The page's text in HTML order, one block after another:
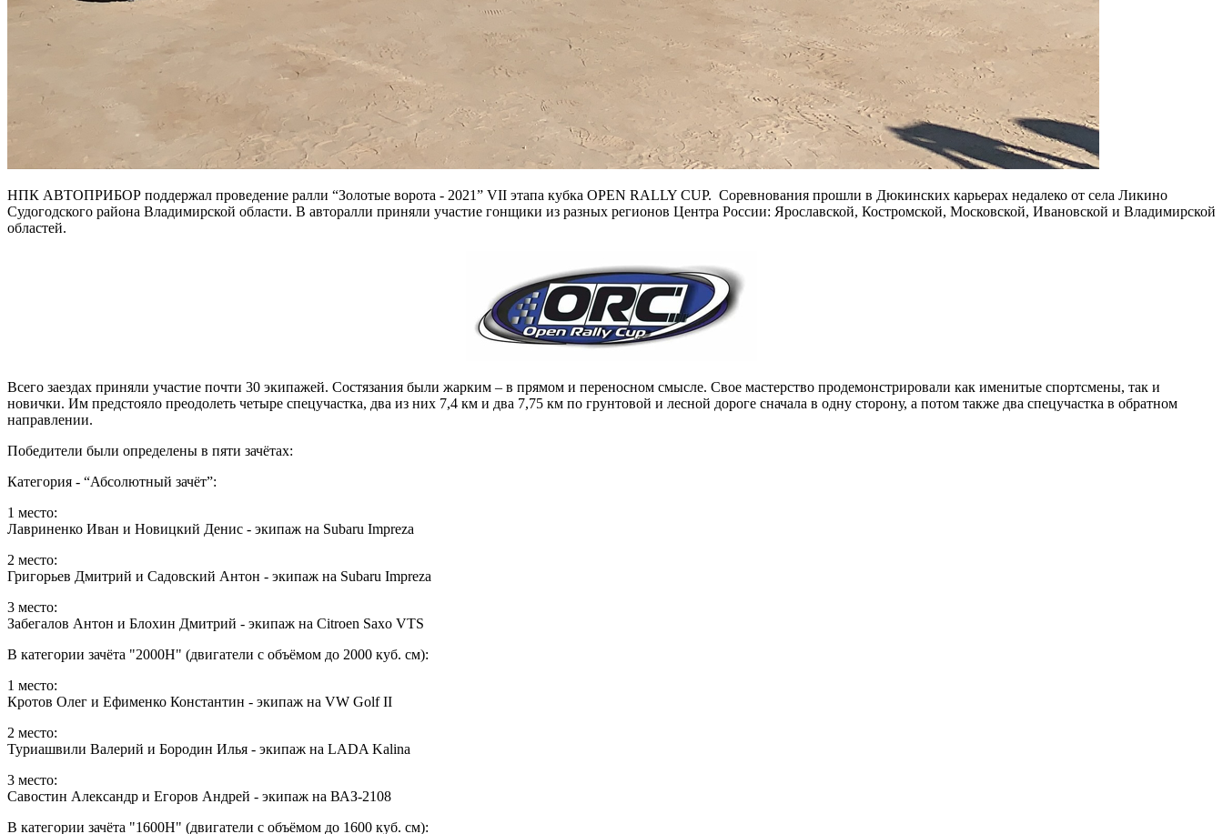
НПК АВТОПРИБОР поддержал проведение ралли “Золотые ворота - 2021” VII этапа кубка OPEN RALLY CUP. Соревнования прошли в Дюкинских карьерах недалеко от села Ликино
Судогодского района Владимирской области. В авторалли приняли участие гонщики из разных регионов Центра России: Ярославской, Костромской, Московской, Ивановской и Владимирской
областей.
Всего заездах приняли участие почти 30 экипажей. Состязания были жарким – в прямом и переносном смысле. Свое мастерство продемонстрировали как именитые спортсмены, так и
новички. Им предстояло преодолеть четыре спецучастка, два из них 7,4 км и два 7,75 км по грунтовой и лесной дороге сначала в одну сторону, а потом также два спецучастка в обратном
направлении.
Победители были определены в пяти зачётах:
Категория - “Абсолютный зачёт”:
1 место:
Лавриненко Иван и Новицкий Денис - экипаж на Subaru Impreza
2 место:
Григорьев Дмитрий и Садовский Антон - экипаж на Subaru Impreza
3 место:
Забегалов Антон и Блохин Дмитрий - экипаж на Citroen Saxo VTS
В категории зачёта "2000H" (двигатели с объёмом до 2000 куб. см):
1 место:
Кротов Олег и Ефименко Константин - экипаж на VW Golf II
2 место:
Туриашвили Валерий и Бородин Илья - экипаж на LADA Kalina
3 место:
Савостин Александр и Егоров Андрей - экипаж на ВАЗ-2108
В категории зачёта "1600Н" (двигатели с объёмом до 1600 куб. см):